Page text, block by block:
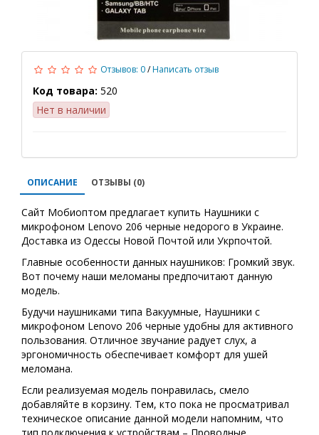
Отзывов: 0/Написать отзыв
Код товара: 520
Нет в наличии
ОПИСАНИЕ ОТЗЫВЫ (0)
Сайт Мобиоптом предлагает купить Наушники с
микрофоном Lenovo 206 черные недорого в Украине.
Доставка из Одессы Новой Почтой или Укрпочтой.
Главные особенности данных наушников: Громкий звук.
Вот почему наши меломаны предпочитают данную
модель.
Будучи наушниками типа Вакуумные, Наушники с
микрофоном Lenovo 206 черные удобны для активного
пользования. Отличное звучание радует слух, а
эргономичность обеспечивает комфорт для ушей
меломана.
Если реализуемая модель понравилась, смело
добавляйте в корзину. Тем, кто пока не просматривал
техническое описание данной модели напомним, что